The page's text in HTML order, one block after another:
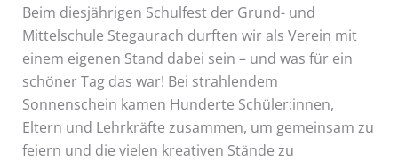
Beim diesjährigen Schulfest der Grund- und
Mittelschule Stegaurach durften wir als Verein mit
einem eigenen Stand dabei sein – und was für ein
schöner Tag das war! Bei strahlendem
Sonnenschein kamen Hunderte Schüler:innen,
Eltern und Lehrkräfte zusammen, um gemeinsam zu
feiern und die vielen kreativen Stände zu